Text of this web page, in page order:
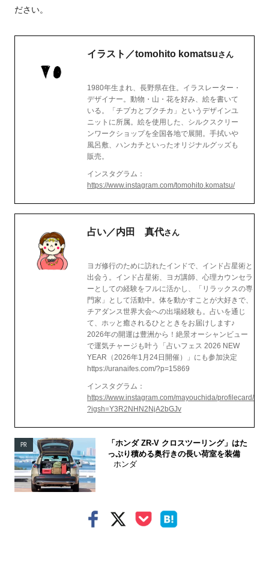
ださい。
イラスト／tomohito komatsuさん
1980年生まれ、長野県在住。イラスレーター・
デザイナー。動物・山・花を好み、絵を書いて
いる。「チプカとプクチカ」というデザインユ
ニットに所属。絵を使用した、シルクスクリー
ンワークショップを全国各地で展開。手拭いや
風呂敷、ハンカチといったオリジナルグッズも
販売。
インスタグラム：
https://www.instagram.com/tomohito.komatsu/
占い／内田 真代さん
ヨガ修行のために訪れたインドで、インド占星術と
出会う。インド占星術、ヨガ講師、心理カウンセラ
ーとしての経験をフルに活かし、「リラックスの専
門家」として活動中。体を動かすことが大好きで、
チアダンス世界大会への出場経験も。占いを通じ
て、ホッと癒されるひとときをお届けします♪
2026年の開運は豊洲から！絶景オーシャンビュー
で運気チャージも叶う「占いフェス 2026 NEW
YEAR（2026年1月24日開催）」にも参加決定
https://uranaifes.com/?p=15869
インスタグラム：
https://www.instagram.com/mayouchida/profilecard/
?igsh=Y3R2NHN2NjA2bGJv
PR
「ホンダ ZR-V クロスツーリング」はた
っぷり積める奥行きの長い荷室を装備
ホンダ